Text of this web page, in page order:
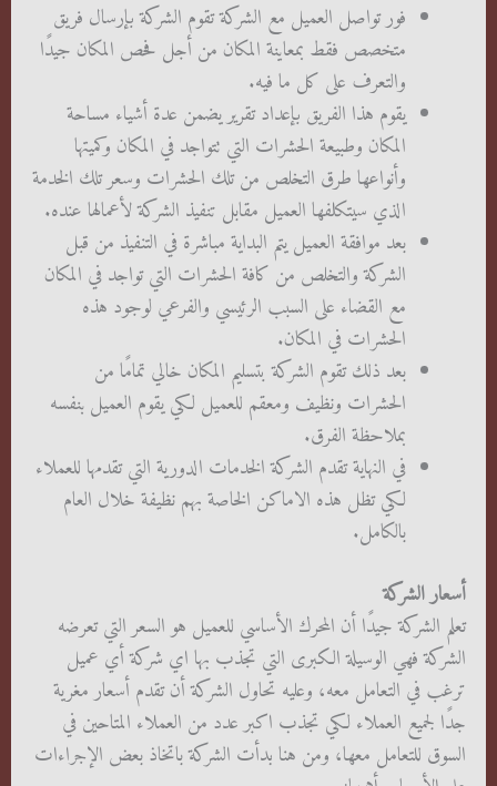
فور تواصل العميل مع الشركة تقوم الشركة بإرسال فريق
متخصص فقط بمعاينة المكان من أجل فحص المكان جيدًا
والتعرف على كل ما فيه.
يقوم هذا الفريق بإعداد تقرير يضمن عدة أشياء مساحة
المكان وطبيعة الحشرات التي تتواجد في المكان وكميتها
وأنواعها طرق التخلص من تلك الحشرات وسعر تلك الخدمة
الذي سيتكلفها العميل مقابل تنفيذ الشركة لأعمالها عنده.
بعد موافقة العميل يتم البداية مباشرة في التنفيذ من قبل
الشركة والتخلص من كافة الحشرات التي تواجد في المكان
مع القضاء على السبب الرئيسي والفرعي لوجود هذه
الحشرات في المكان.
بعد ذلك تقوم الشركة بتسليم المكان خالي تمامًا من
الحشرات ونظيف ومعقم للعميل لكي يقوم العميل بنفسه
بملاحظة الفرق.
في النهاية تقدم الشركة الخدمات الدورية التي تقدمها للعملاء
لكي تظل هذه الاماكن الخاصة بهم نظيفة خلال العام
بالكامل.
أسعار الشركة
تعلم الشركة جيدًا أن المحرك الأساسي للعميل هو السعر التي تعرضه
الشركة فهي الوسيلة الكبرى التي تجذب بها اي شركة أي عميل
ترغب في التعامل معه، وعليه تحاول الشركة أن تقدم أسعار مغرية
جدًا لجميع العملاء لكي تجذب اكبر عدد من العملاء المتاحين في
السوق للتعامل معها، ومن هنا بدأت الشركة باتخاذ بعض الإجراءات